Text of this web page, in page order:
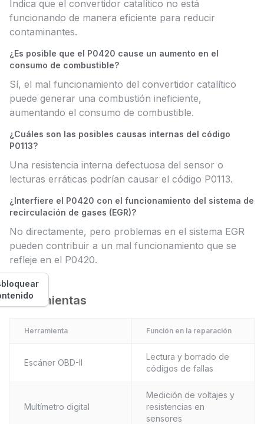
Indica que el convertidor catalítico no está
funcionando de manera eficiente para reducir
contaminantes.
¿Es posible que el P0420 cause un aumento en el
consumo de combustible?
Sí, el mal funcionamiento del convertidor catalítico
puede generar una combustión ineficiente,
aumentando el consumo de combustible.
¿Cuáles son las posibles causas internas del código
P0113?
Una resistencia interna defectuosa del sensor o
lecturas erráticas podrían causar el código P0113.
¿Interfiere el P0420 con el funcionamiento del sistema de
recirculación de gases (EGR)?
No directamente, pero problemas en el sistema EGR
pueden contribuir a un mal funcionamiento que se
refleje en el P0420.
Herramientas
Herramienta Función en la reparación
Escáner OBD-II
Lectura y borrado de
códigos de fallas
Multímetro digital
Medición de voltajes y
resistencias en
sensores